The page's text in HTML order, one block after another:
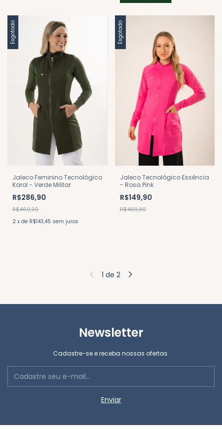
Esgotado
Jaleco Feminino Tecnológico
Karol - Verde Militar
R$286,90
R$469,90
2 x de R$143,45 sem juros
Esgotado
Jaleco Tecnológico Essência
- Rosa Pink
R$149,90
R$469,90
1 de 2
Newsletter
Cadastre-se e receba nossas ofertas.